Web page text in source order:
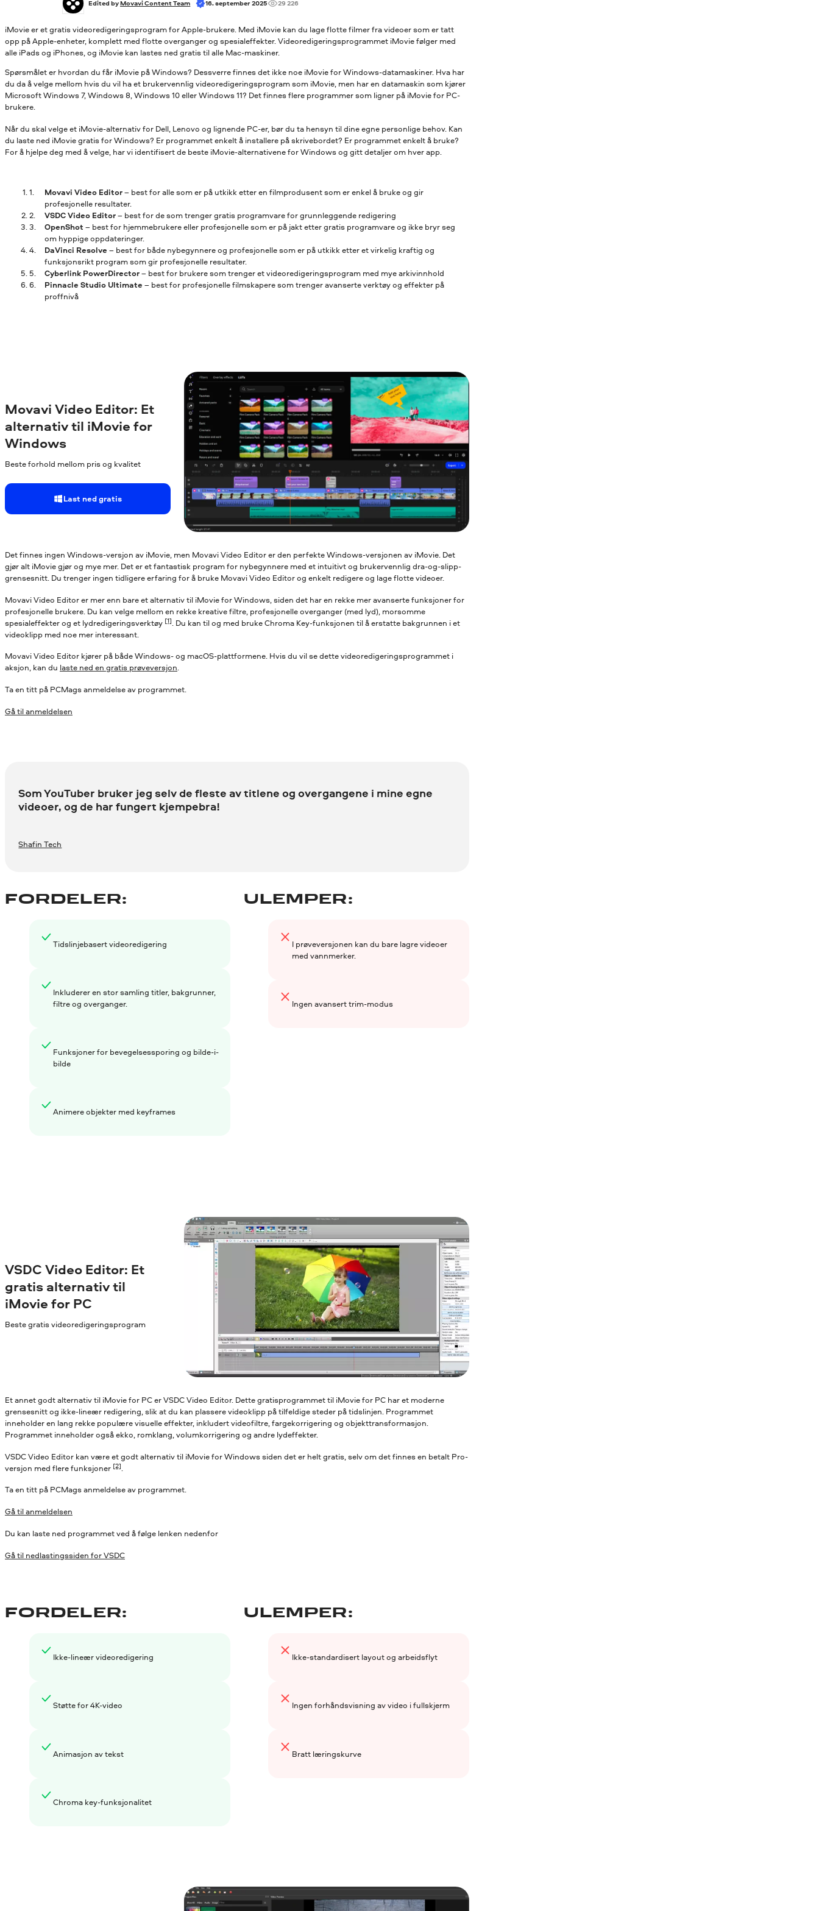
Edited by Movavi Content Team 16. september 2025 29 226
iMovie er et gratis videoredigeringsprogram for Apple-brukere. Med iMovie kan du lage flotte filmer fra videoer som er tatt
opp på Apple-enheter, komplett med flotte overganger og spesialeffekter. Videoredigeringsprogrammet iMovie følger med
alle iPads og iPhones, og iMovie kan lastes ned gratis til alle Mac-maskiner.
Spørsmålet er hvordan du får iMovie på Windows? Dessverre finnes det ikke noe iMovie for Windows-datamaskiner. Hva har
du da å velge mellom hvis du vil ha et brukervennlig videoredigeringsprogram som iMovie, men har en datamaskin som kjører
Microsoft Windows 7, Windows 8, Windows 10 eller Windows 11? Det finnes flere programmer som ligner på iMovie for PC-
brukere.
Når du skal velge et iMovie-alternativ for Dell, Lenovo og lignende PC-er, bør du ta hensyn til dine egne personlige behov. Kan
du laste ned iMovie gratis for Windows? Er programmet enkelt å installere på skrivebordet? Er programmet enkelt å bruke?
For å hjelpe deg med å velge, har vi identifisert de beste iMovie-alternativene for Windows og gitt detaljer om hver app.
Movavi Video Editor– best for alle som er på utkikk etter en filmprodusent som er enkel å bruke og gir
profesjonelle resultater.
VSDC Video Editor– best for de som trenger gratis programvare for grunnleggende redigering
OpenShot – best for hjemmebrukere eller profesjonelle som er på jakt etter gratis programvare og ikke bryr seg
om hyppige oppdateringer.
DaVinci Resolve – best for både nybegynnere og profesjonelle som er på utkikk etter et virkelig kraftig og
funksjonsrikt program som gir profesjonelle resultater.
Cyberlink PowerDirector– best for brukere som trenger et videoredigeringsprogram med mye arkivinnhold
Pinnacle Studio Ultimate – best for profesjonelle filmskapere som trenger avanserte verktøy og effekter på
proffnivå
Movavi Video Editor: Et
alternativ til iMovie for
Windows
Beste forhold mellom pris og kvalitet
Last ned gratis
Det finnes ingen Windows-versjon av iMovie, men Movavi Video Editor er den perfekte Windows-versjonen av iMovie. Det
gjør alt iMovie gjør og mye mer. Det er et fantastisk program for nybegynnere med et intuitivt og brukervennlig dra-og-slipp-
grensesnitt. Du trenger ingen tidligere erfaring for å bruke Movavi Video Editor og enkelt redigere og lage flotte videoer.
Movavi Video Editor er mer enn bare et alternativ til iMovie for Windows, siden det har en rekke mer avanserte funksjoner for
profesjonelle brukere. Du kan velge mellom en rekke kreative filtre, profesjonelle overganger (med lyd), morsomme
spesialeffekter og et lydredigeringsverktøy [1] . Du kan til og med bruke Chroma Key-funksjonen til å erstatte bakgrunnen i et
videoklipp med noe mer interessant.
Movavi Video Editor kjører på både Windows- og macOS-plattformene. Hvis du vil se dette videoredigeringsprogrammet i
aksjon, kan du laste ned en gratis prøveversjon.
Ta en titt på PCMags anmeldelse av programmet.
Gå til anmeldelsen
Som YouTuber bruker jeg selv de fleste av titlene og overgangene i mine egne
videoer, og de har fungert kjempebra!
Shafin Tech
FORDELER:
Tidslinjebasert videoredigering
Inkluderer en stor samling titler, bakgrunner,
filtre og overganger.
Funksjoner for bevegelsessporing og bilde-i-
bilde
Animere objekter med keyframes
ULEMPER:
I prøveversjonen kan du bare lagre videoer
med vannmerker.
Ingen avansert trim-modus
VSDC Video Editor: Et
gratis alternativ til
iMovie for PC
Beste gratis videoredigeringsprogram
Et annet godt alternativ til iMovie for PC er VSDC Video Editor. Dette gratisprogrammet til iMovie for PC har et moderne
grensesnitt og ikke-lineær redigering, slik at du kan plassere videoklipp på tilfeldige steder på tidslinjen. Programmet
inneholder en lang rekke populære visuelle effekter, inkludert videofiltre, fargekorrigering og objekttransformasjon.
Programmet inneholder også ekko, romklang, volumkorrigering og andre lydeffekter.
VSDC Video Editor kan være et godt alternativ til iMovie for Windows siden det er helt gratis, selv om det finnes en betalt Pro-
versjon med flere funksjoner [2]
Ta en titt på PCMags anmeldelse av programmet.
Gå til anmeldelsen
Du kan laste ned programmet ved å følge lenken nedenfor
Gå til nedlastingssiden for VSDC
FORDELER:
Ikke-lineær videoredigering
Støtte for 4K-video
Animasjon av tekst
Chroma key-funksjonalitet
ULEMPER:
Ikke-standardisert layout og arbeidsflyt
Ingen forhåndsvisning av video i fullskjerm
Bratt læringskurve